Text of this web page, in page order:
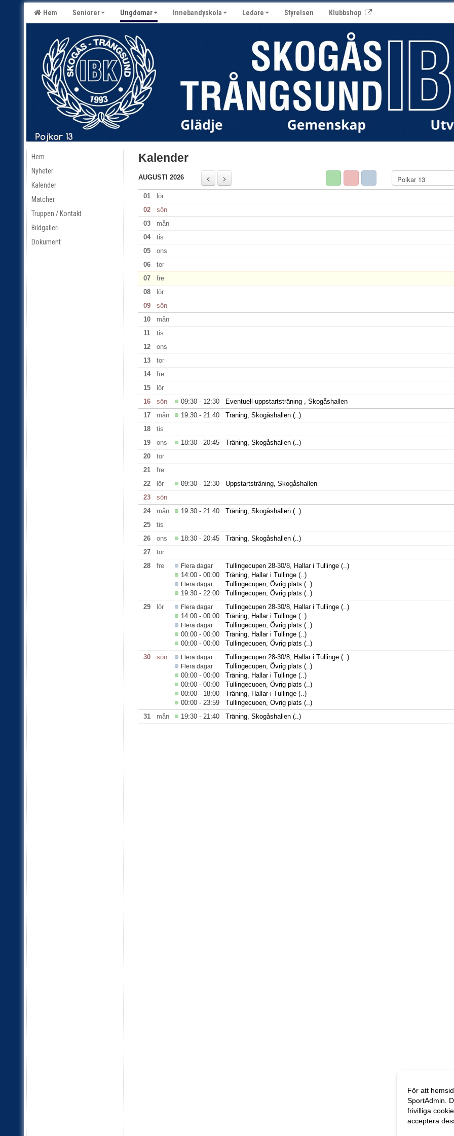
Hem Seniorer Ungdomar Innebandyskola Ledare Styrelsen Klubbshop
Hem
Nyheter
Kalender
Matcher
Truppen / Kontakt
Bildgalleri
Dokument
Kalender
AUGUSTI 2026
01
lör
02
sön
03
mån
04
tis
05
ons
06
tor
07
fre
08
lör
09
sön
10
mån
11
tis
12
ons
13
tor
14
fre
15
lör
16
sön 09:30 - 12:30
Eventuell uppstartsträning , Skogåshallen
17
mån 19:30 - 21:40 Träning, Skogåshallen (..)
18
tis
19
ons 18:30 - 20:45 Träning, Skogåshallen (..)
20
tor
21
fre
22
lör 09:30 - 12:30
Uppstartsträning, Skogåshallen
23
sön
24
mån 19:30 - 21:40 Träning, Skogåshallen (..)
25
tis
26
ons 18:30 - 20:45 Träning, Skogåshallen (..)
27
tor
28
fre Flera dagar Tullingecupen 28-30/8, Hallar i Tullinge (..)
14:00 - 00:00
Träning, Hallar i Tullinge (..)
Flera dagar Tullingecupen, Övrig plats (..)
19:30 - 22:00
Tullingecupen, Övrig plats (..)
29
lör Flera dagar Tullingecupen 28-30/8, Hallar i Tullinge (..)
14:00 - 00:00
Träning, Hallar i Tullinge (..)
Flera dagar Tullingecupen, Övrig plats (..)
00:00 - 00:00
Träning, Hallar i Tullinge (..)
00:00 - 00:00
Tullingecuoen, Övrig plats (..)
30
sön Flera dagar Tullingecupen 28-30/8, Hallar i Tullinge (..)
Flera dagar Tullingecupen, Övrig plats (..)
00:00 - 00:00
Träning, Hallar i Tullinge (..)
00:00 - 00:00
Tullingecuoen, Övrig plats (..)
00:00 - 18:00
Träning, Hallar i Tullinge (..)
00:00 - 23:59
Tullingecuoen, Övrig plats (..)
31
mån 19:30 - 21:40 Träning, Skogåshallen (..)
För att
SportAdmin.
frivilliga
acceptera